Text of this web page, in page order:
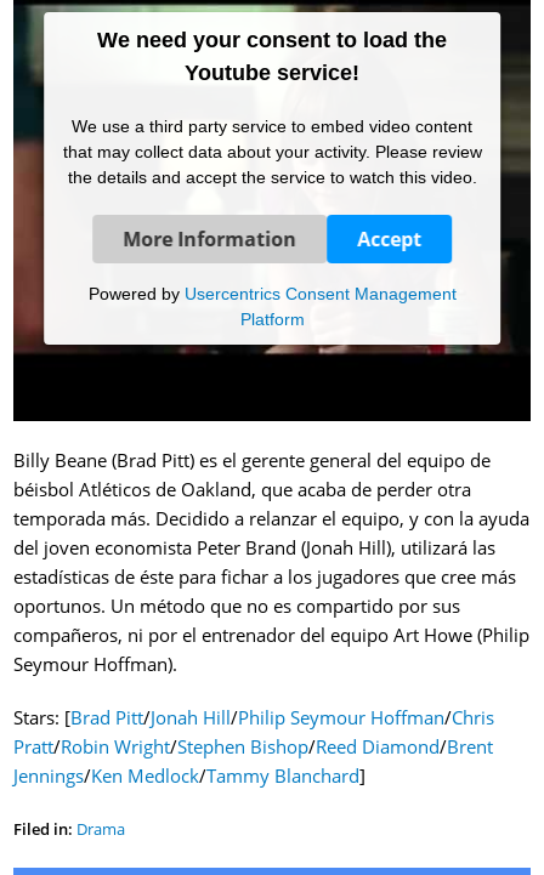
We need your consent to load the
Youtube service!
We use a third party service to embed video content
that may collect data about your activity. Please review
the details and accept the service to watch this video.
More Information Accept
Powered by Usercentrics Consent Management
Platform
Billy Beane (Brad Pitt) es el gerente general del equipo de
béisbol Atléticos de Oakland, que acaba de perder otra
temporada más. Decidido a relanzar el equipo, y con la ayuda
del joven economista Peter Brand (Jonah Hill), utilizará las
estadísticas de éste para fichar a los jugadores que cree más
oportunos. Un método que no es compartido por sus
compañeros, ni por el entrenador del equipo Art Howe (Philip
Seymour Hoffman).
Stars: [Brad Pitt/Jonah Hill/Philip Seymour Hoffman/Chris
Pratt/Robin Wright/Stephen Bishop/Reed Diamond/Brent
Jennings/Ken Medlock/Tammy Blanchard]
Filed in: Drama